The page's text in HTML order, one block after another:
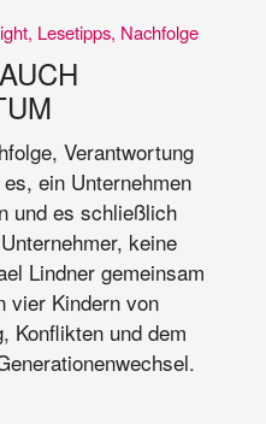
, Lesetipps, Nachfolge
Verantwortung
ein Unternehmen
und es schließlich
keine
Lindner gemeinsam
vier Kindern von
Konflikten und dem